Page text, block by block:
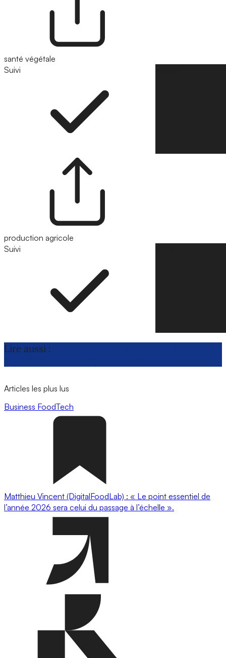
santé végétale
Suivi
production agricole
Suivi
Lire aussi :
Articles les plus lus
Business FoodTech
Matthieu Vincent (DigitalFoodLab) : « Le point essentiel de
l’année 2026 sera celui du passage à l’échelle ».